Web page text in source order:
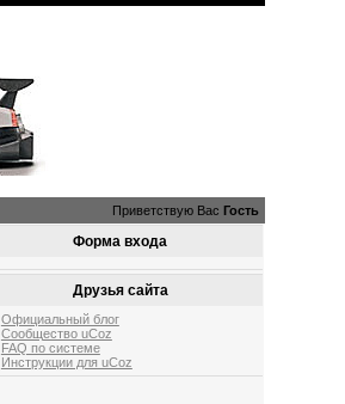
Приветствую Вас Гость
Форма входа
Друзья сайта
Официальный блог
Сообщество uCoz
FAQ по системе
Инструкции для uCoz